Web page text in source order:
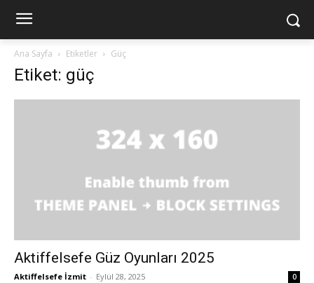
Ana Sayfa Etiketler Güç
Etiket: güç
Aktiffelsefe Güz Oyunları 2025
Aktiffelsefe İzmit - Eylül 28, 2025 0